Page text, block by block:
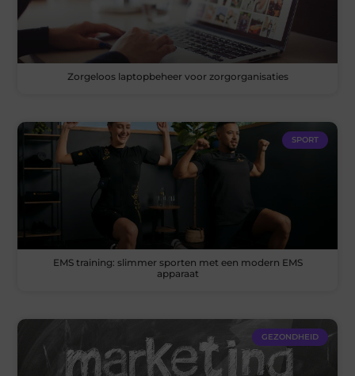
Zorgeloos laptopbeheer voor zorgorganisaties
SPORT
EMS training: slimmer sporten met een modern EMS
apparaat
GEZONDHEID